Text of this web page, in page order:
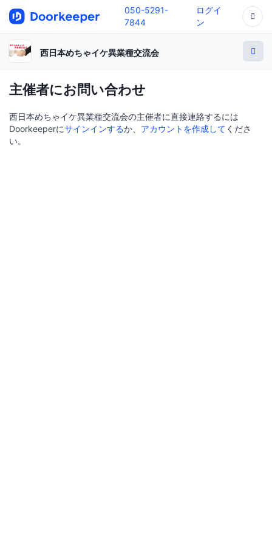
050-5291-
7844
ログイ
ン
西日本めちゃイケ異業種交流会
主催者にお問い合わせ
西日本めちゃイケ異業種交流会の主催者に直接連絡するには
Doorkeeperにサインインするか、 アカウントを作成して くださ
い。